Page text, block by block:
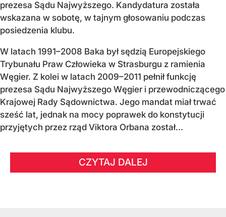
prezesa Sądu Najwyższego. Kandydatura została
wskazana w sobotę, w tajnym głosowaniu podczas
posiedzenia klubu.
W latach 1991–2008 Baka był sędzią Europejskiego
Trybunału Praw Człowieka w Strasburgu z ramienia
Węgier. Z kolei w latach 2009–2011 pełnił funkcję
prezesa Sądu Najwyższego Węgier i przewodniczącego
Krajowej Rady Sądownictwa. Jego mandat miał trwać
sześć lat, jednak na mocy poprawek do konstytucji
przyjętych przez rząd Viktora Orbana został...
CZYTAJ DALEJ